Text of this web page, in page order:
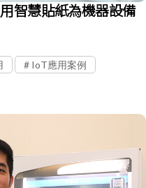
智慧貼紙為機器設備
IoT應用案例